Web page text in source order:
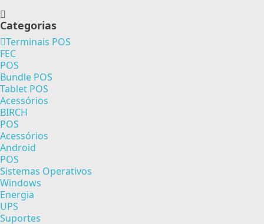
Categorias
Terminais POS
FEC
POS
Bundle POS
Tablet POS
Acessórios
BIRCH
POS
Acessórios
Android
POS
Sistemas Operativos
Windows
Energia
UPS
Suportes